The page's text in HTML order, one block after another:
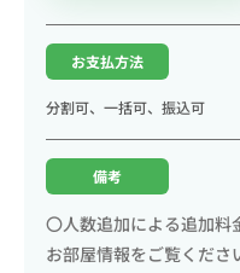
お支払方法
分割可、一括可、振込可
備考
〇人数追加による追加料
お部屋情報をご覧くださ